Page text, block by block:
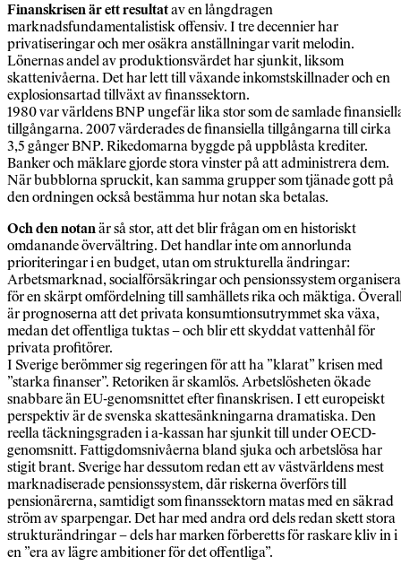
Finanskrisen är ett resultatav en långdragen
marknadsfundamentalistisk offensiv. I tre decennier har
privatiseringar och mer osäkra anställningar varit melodin.
Lönernas andel av produktionsvärdet har sjunkit, liksom
skattenivåerna. Det har lett till växande inkomstskillnader och en
explosionsartad tillväxt av finanssektorn.
1980 var världens BNP ungefär lika stor som de samlade
tillgångarna. 2007 värderades de finansiella tillgångarna till cirka
3,5 gånger BNP. Rikedomarna byggde på uppblåsta krediter.
Banker och mäklare gjorde stora vinster på att administrera dem.
När bubblorna spruckit, kan samma grupper som tjänade gott på
den ordningen också bestämma hur notan ska betalas.
Och den notanär så stor, att det blir frågan om en historiskt
omdanande övervältring. Det handlar inte om annorlunda
prioriteringar i en budget, utan om strukturella ändringar:
Arbetsmarknad, socialförsäkringar och pensionssystem
för en skärpt omfördelning till samhällets rika och mäktiga.
är prognoserna att det privata konsumtionsutrymmet ska växa,
medan det offentliga tuktas – och blir ett skyddat vattenhål för
privata profitörer.
I Sverige berömmer sig regeringen för att ha ”klarat” krisen med
”starka finanser”. Retoriken är skamlös. Arbetslösheten ökade
snabbare än EU-genomsnittet efter finanskrisen. I ett europeiskt
perspektiv är de svenska skattesänkningarna dramatiska. Den
reella täckningsgraden i a-kassan har sjunkit till under OECD-
genomsnitt. Fattigdomsnivåerna bland sjuka och arbetslösa har
stigit brant. Sverige har dessutom redan ett av västvärldens mest
marknadiserade pensionssystem, där riskerna överförs till
pensionärerna, samtidigt som finanssektorn matas med en säkrad
ström av sparpengar. Det har med andra ord dels redan skett stora
strukturändringar – dels har marken förberetts för raskare kliv in i
en ”era av lägre ambitioner för det offentliga”.